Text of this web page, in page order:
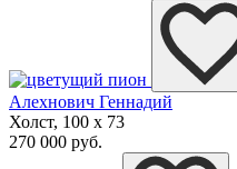
Алехнович Геннадий
Холст, 100 x 73
270 000 руб.